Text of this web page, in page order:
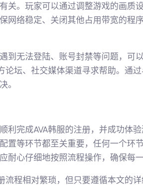
关。玩家可以通过调整游戏的画质
网络稳定、关闭其他占用带宽的程
到无法登陆、账号封禁等问题，可
论坛、社交媒体渠道寻求帮助。通
。
利完成AVA韩服的注册，并成功体
置等环节都至关重要，任何一个环
耐心仔细地按照流程操作，确保每一
流程相对繁琐，但只要遵循本文的